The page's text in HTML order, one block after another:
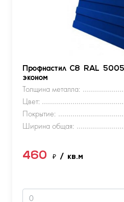
Профнастил С8 RAL 5005
эконом
Толщина металла:
Цвет:
Покрытие:
Ширина общая:
460 ₽ / кв.м